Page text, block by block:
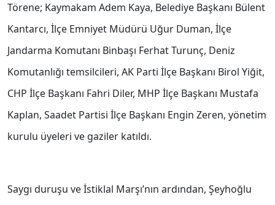
Törene; Kaymakam Adem Kaya, Belediye Başkanı Bülent
Kantarcı, İlçe Emniyet Müdürü Uğur Duman, İlçe
Jandarma Komutanı Binbaşı Ferhat Turunç, Deniz
Komutanlığı temsilcileri, AK Parti İlçe Başkanı Birol Yiğit,
CHP İlçe Başkanı Fahri Diler, MHP İlçe Başkanı Mustafa
Kaplan, Saadet Partisi İlçe Başkanı Engin Zeren, yönetim
kurulu üyeleri ve gaziler katıldı.
Saygı duruşu ve İstiklal Marşı’nın ardından, Şeyhoğlu